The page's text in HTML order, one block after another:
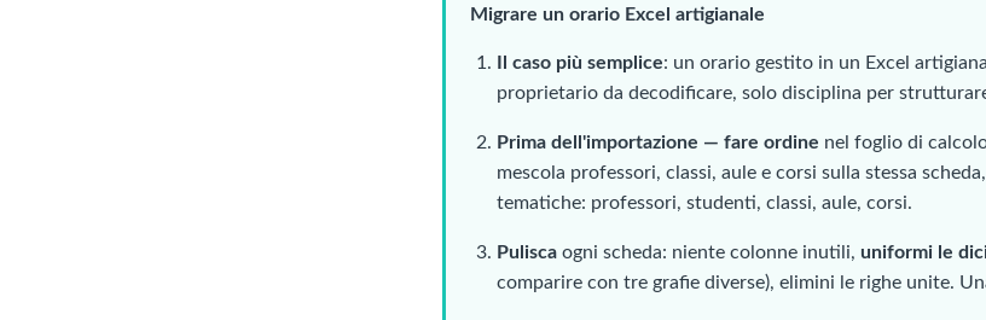
Migrare un orario Excel artigianale
Il caso più semplice: un orario gestito in un Excel
proprietario da decodificare, solo disciplina per
Prima dell'importazione — fare ordine nel foglio di
mescola professori, classi, aule e corsi sulla stessa
tematiche: professori, studenti, classi, aule, corsi.
Pulisca ogni scheda: niente colonne inutili, uniformi le
comparire con tre grafie diverse), elimini le righe unite.